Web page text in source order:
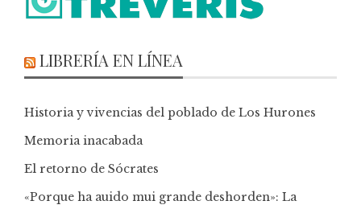
LIBRERÍA EN LÍNEA
Historia y vivencias del poblado de Los Hurones
Memoria inacabada
El retorno de Sócrates
«Porque ha auido mui grande deshorden»: La